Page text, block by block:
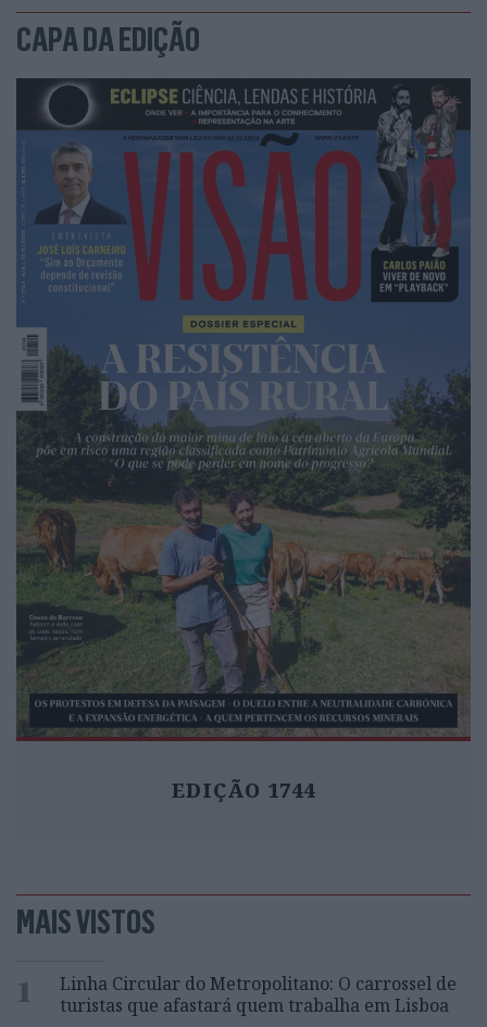
CAPA DA EDIÇÃO
EDIÇÃO 1744
MAIS VISTOS
1
Linha Circular do Metropolitano: O carrossel de
turistas que afastará quem trabalha em Lisboa